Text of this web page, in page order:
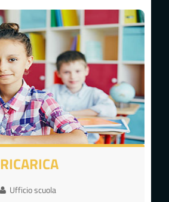
RICARICA
Ufficio scuola